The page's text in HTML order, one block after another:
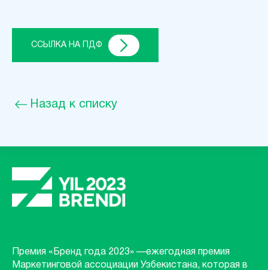
ССЫЛКА НА ПДФ
Назад к списку
Премия «Бренд года 2023» —ежегодная премия
Маркетинговой ассоциации Узбекистана, которая в